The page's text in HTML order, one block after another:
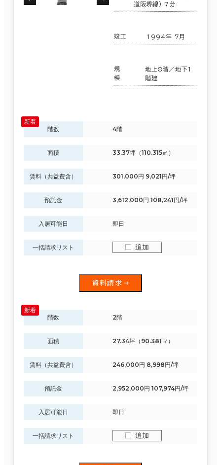
道阪堺線) 7分
竣工 1994年 7月
規
模
地上8階／地下1
階建
階数 4階
面積 33.37坪（110.315㎡）
賃料（共益費含） 301,000円 9,021円/坪
預託金 3,612,000円 108,241円/坪
入居可能日 即日
一括請求リスト 追加
資料請求
階数 2階
面積 27.34坪（90.381㎡）
賃料（共益費含） 246,000円 8,998円/坪
預託金 2,952,000円 107,974円/坪
入居可能日 即日
一括請求リスト 追加